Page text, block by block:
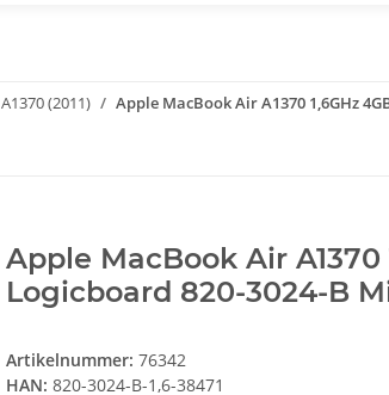
A1370 (2011) Apple MacBook Air A1370 1,6GHz
Apple MacBook Air A1370
Logicboard 820-3024-B
Artikelnummer: 76342
HAN: 820-3024-B-1,6-38471